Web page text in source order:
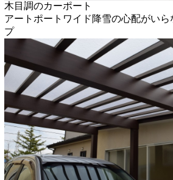
木目調のカー
アートポートワイド 降雪の心配がい
プ